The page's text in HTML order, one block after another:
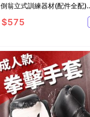
倒翁立式訓練器材(配件全配)
$575